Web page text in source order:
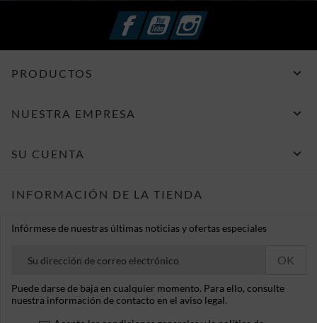
FacebookYouTubeInstagram
PRODUCTOS 
NUESTRA EMPRESA 
SU CUENTA 
INFORMACIÓN DE LA TIENDA
Infórmese de nuestras últimas noticias y ofertas especiales
Puede darse de baja en cualquier momento. Para ello, consulte
nuestra información de contacto en el aviso legal.